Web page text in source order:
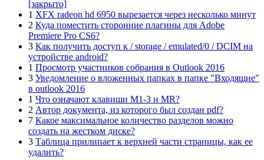
[закрыто]
1 XFX radeon hd 6950 вырезается через несколько минут
2 Куда поместить сторонние плагины для Adobe
Premiere Pro CS6?
3 Как получить доступ к / storage / emulated/0 / DCIM на
устройстве android?
1 Просмотр участников собрания в Outlook 2016
3 Уведомление о вложенных папках в папке "Входящие"
в outlook 2016
1 Что означают клавиши M1-3 и MR?
2 Автор документа, из которого был создан pdf?
7 Какое максимальное количество разделов можно
создать на жестком диске?
3 Таблица прилипает к верхней части страницы, как ее
удалить?